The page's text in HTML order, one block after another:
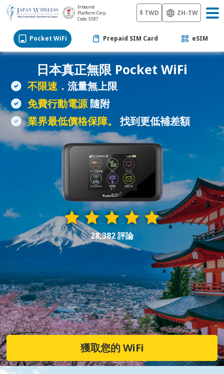
Inbound
Platform Corp.
Code: 5587
$ TWD ZH-TW
Pocket WiFi Prepaid SIM Card eSIM
日本真正無限 Pocket WiFi
不限速．流量無上限
免費行動電源隨附
業界最低價格保障。
找到更低補差額
28,382 評論
獲取您的 WiFi